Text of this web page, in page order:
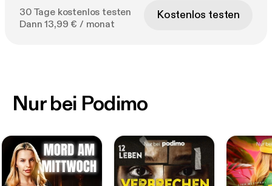
30 Tage kostenlos testen
Dann 13,99 € / monat
Kostenlos testen
Nur bei Podimo